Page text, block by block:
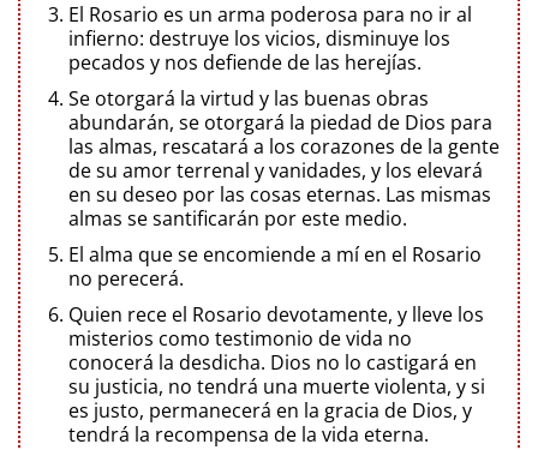
El Rosario es un arma poderosa para no ir al
infierno: destruye los vicios, disminuye los
pecados y nos defiende de las herejías.
Se otorgará la virtud y las buenas obras
abundarán, se otorgará la piedad de Dios para
las almas, rescatará a los corazones de la gente
de su amor terrenal y vanidades, y los elevará
en su deseo por las cosas eternas. Las mismas
almas se santificarán por este medio.
El alma que se encomiende a mí en el Rosario
no perecerá.
Quien rece el Rosario devotamente, y lleve los
misterios como testimonio de vida no
conocerá la desdicha. Dios no lo castigará en
su justicia, no tendrá una muerte violenta, y si
es justo, permanecerá en la gracia de Dios, y
tendrá la recompensa de la vida eterna.